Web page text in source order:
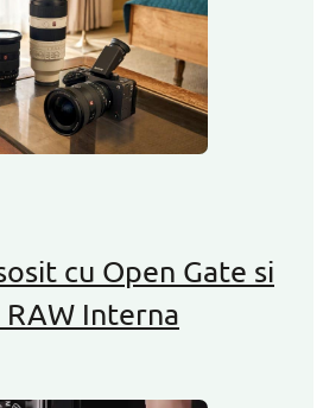
cu Open Gate si
Interna